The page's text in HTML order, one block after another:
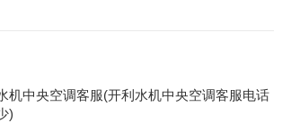
机中央空调客服(开利水机中央空调客服电话
)